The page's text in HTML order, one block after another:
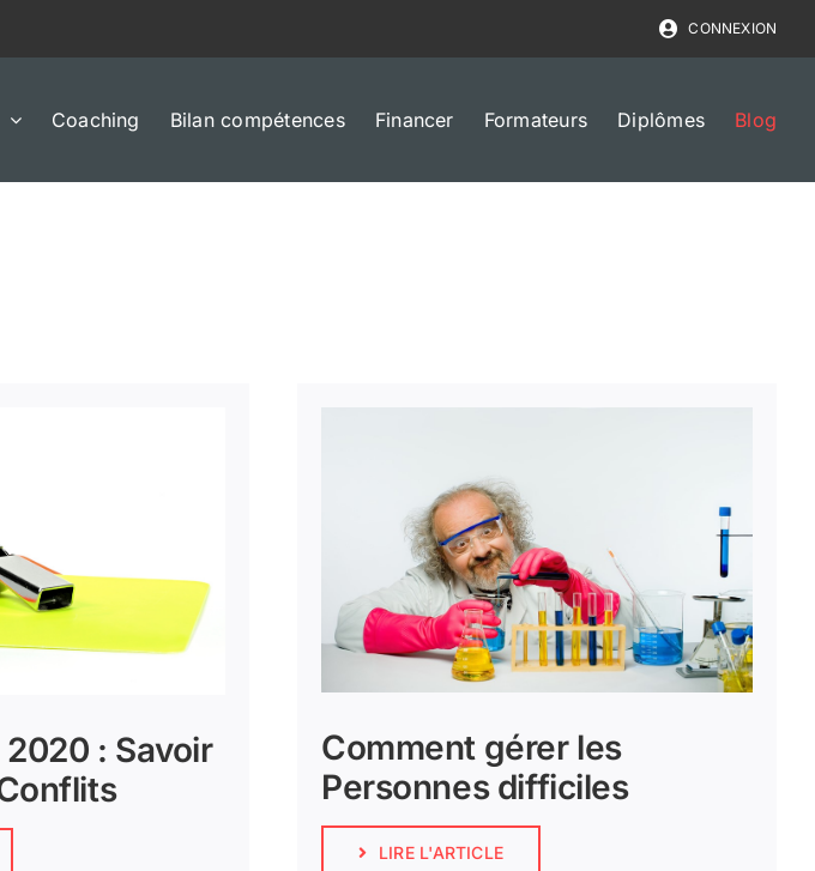
CONNEXION
Coaching Bilan compétences Financer Formateurs Diplômes Blog
: Savoir
Comment gérer les
Personnes difficiles
LIRE L'ARTICLE